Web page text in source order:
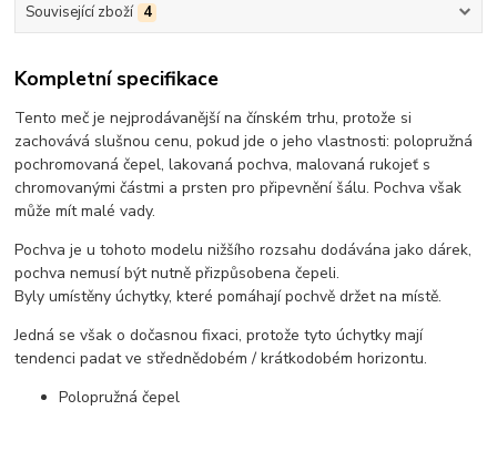
Související zboží 4
Kompletní specifikace
Tento meč je nejprodávanější na čínském trhu, protože si
zachovává slušnou cenu, pokud jde o jeho vlastnosti: polopružná
pochromovaná čepel, lakovaná pochva, malovaná rukojeť s
chromovanými částmi a prsten pro připevnění šálu. Pochva však
může mít malé vady.
Pochva je u tohoto modelu nižšího rozsahu dodávána jako dárek,
pochva nemusí být nutně přizpůsobena čepeli.
Byly umístěny úchytky, které pomáhají pochvě držet na místě.
Jedná se však o dočasnou fixaci, protože tyto úchytky mají
tendenci padat ve střednědobém / krátkodobém horizontu.
Polopružná čepel